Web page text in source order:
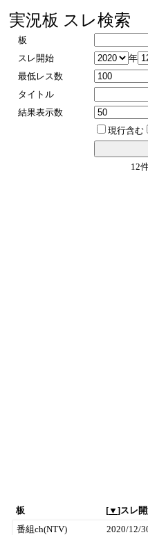
実況板 スレ検索
板
スレ開始
年
最低レス数
タイトル
結果表示数
現行含む
12
板 [▼ ]スレ
番組ch(NTV)
2020/12/